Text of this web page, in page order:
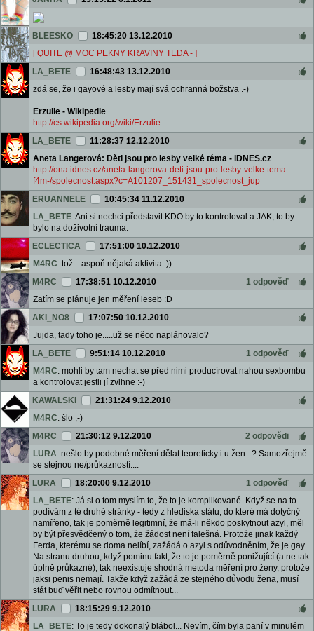
BLEESKO
18:45:20 13.12.2010
[ QUITE @ MOC PEKNY KRAVINY TEDA - ]
LA_BETE
16:48:43 13.12.2010
zdá se, že i gayové a lesby mají svá ochranná božstva .-)
Erzulie - Wikipedie
http://cs.wikipedia.org/wiki/Erzulie
LA_BETE
11:28:37 12.12.2010
Aneta Langerová: Děti jsou pro lesby velké téma - iDNES.cz
http://ona.idnes.cz/aneta-langerova-deti-jsou-pro-lesby-velke-tema-
f4m-/spolecnost.aspx?c=A101207_151431_spolecnost_jup
ERUANNELE
10:45:34 11.12.2010
LA_BETE: Ani si nechci představit KDO by to kontroloval a JAK, to by
bylo na doživotní trauma.
ECLECTICA
17:51:00 10.12.2010
M4RC: tož... aspoň nějaká aktivita :))
M4RC
17:38:51 10.12.2010
1 odpověď
Zatím se plánuje jen měření leseb :D
AKI_NO8
17:07:50 10.12.2010
Jujda, tady toho je.....už se něco naplánovalo?
LA_BETE
9:51:14 10.12.2010
1 odpověď
M4RC: mohli by tam nechat se před nimi producírovat nahou sexbombu
a kontrolovat jestli jí zvlhne :-)
KAWALSKI
21:31:24 9.12.2010
M4RC: šlo ;-)
M4RC
21:30:12 9.12.2010
2 odpovědi
LURA: nešlo by podobné měření dělat teoreticky i u žen...? Samozřejmě
se stejnou ne/průkazností....
LURA
18:20:00 9.12.2010
1 odpověď
LA_BETE: Já si o tom myslím to, že to je komplikované. Když se na to
podívám z té druhé stránky - tedy z hlediska státu, do které má dotyčný
namířeno, tak je poměrně legitimní, že má-li někdo poskytnout azyl, měl
by být přesvědčený o tom, že žádost není falešná. Protože jinak každý
Ferda, kterému se doma nelíbí, zažádá o azyl s odůvodněním, že je gay.
Na stranu druhou, když pominu fakt, že to je poměrně ponižující (a ne tak
úplně průkazné), tak neexistuje shodná metoda měření pro ženy, protože
jaksi penis nemají. Takže když zažádá ze stejného důvodu žena, musí
stát buď věřit nebo rovnou odmítnout...
LURA
18:15:29 9.12.2010
LA_BETE: To je tedy dokonalý blábol... Nevím, čím byla paní v minulém